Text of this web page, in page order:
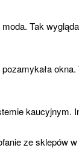
Tak
kaucyjnym.
ze sklepów